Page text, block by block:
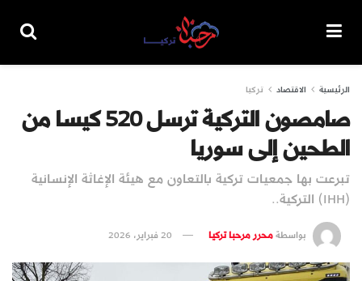
الرئيسية الاقتصاد تركيا
صامصون التركية ترسل 520 كيسا من
الطحين إلى سوريا
تبرعت بها جمعيات تركية بالتعاون مع هيئة الإغاثة الإنسانية
(IHH) التركية..
بواسطةمحرر مرحبا تركيا 20 فبراير، 2026